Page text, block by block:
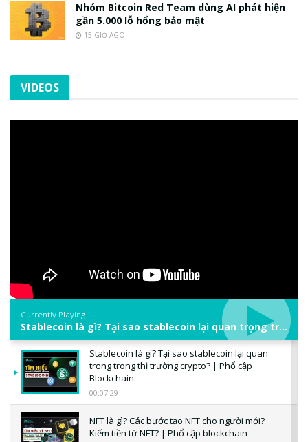
Nhóm Bitcoin Red Team dùng AI phát hiện
gần 5.000 lỗ hổng bảo mật
15 GIỜ AGO
VIDEOS
Currently Playing
Stablecoin là gì? Tại sao stablecoin lại quan trọng trong thị trường crypto? | Phổ cập Blockchain
Stablecoin là gì? Tại sao stablecoin lại quan
trọng trong thị trường crypto? | Phổ cập
Blockchain
00:07:29
NFT là gì? Các bước tạo NFT cho người mới?
Kiếm tiền từ NFT? | Phổ cập blockchain